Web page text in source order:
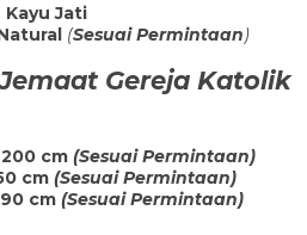
Kayu Jati
(Sesuai Permintaan)
Gereja Katolik
cm (Sesuai Permintaan)
cm (Sesuai Permintaan)
cm (Sesuai Permintaan)